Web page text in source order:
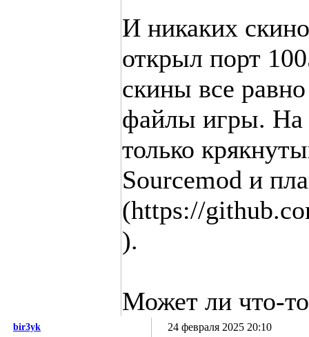
И никаких
открыл порт
скины все
файлы игры. На
только
Sourcemod и
(https://
).
Может ли что-
bir3yk 24 февраля 2025 20:10